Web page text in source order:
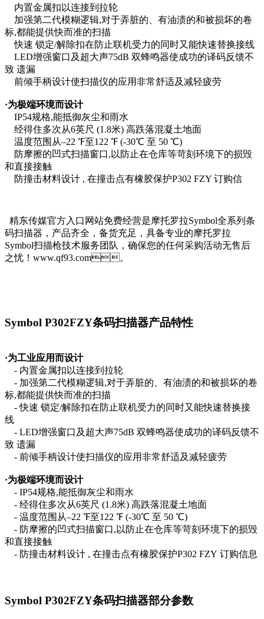
内置金属扣以连接到拉轮
加强第二代模糊逻辑,对于弄脏的、有油渍的和被损坏的卷
标,都能提供快而准的扫描
快速 锁定/解除扣在防止联机受力的同时又能快速替换接线
LED增强窗口及超大声75dB 双蜂鸣器使成功的译码反馈不
致 遗漏
前倾手柄设计使扫描仪的应用非常舒适及减轻疲劳
·为极端环境而设计
IP54规格,能抵御灰尘和雨水
经得住多次从6英尺 (1.8米) 高跌落混凝土地面
温度范围从–22 ℉至122 ℉ (-30℃ 至 50 ℃)
防摩擦的凹式扫描窗口,以防止在仓库等苛刻环境下的损毁
和直接接触
防撞击材料设计 , 在撞击点有橡胶保护P302 FZY 订购信
精东传媒官方入口网站免费经营是摩托罗拉Symbol全系列条
码扫描器，产品齐全，备货充足，具备专业的摩托罗拉
Symbol扫描枪技术服务团队，确保您的任何采购活动无售后
之忧！www.qf93.com。
Symbol P302FZY条码扫描器产品特性
·为工业应用而设计
- 内置金属扣以连接到拉轮
- 加强第二代模糊逻辑,对于弄脏的、有油渍的和被损坏的卷
标,都能提供快而准的扫描
-快速 锁定/解除扣在防止联机受力的同时又能快速替换接
线
- LED增强窗口及超大声75dB 双蜂鸣器使成功的译码反馈不
致 遗漏
- 前倾手柄设计使扫描仪的应用非常舒适及减轻疲劳
·为极端环境而设计
- IP54规格,能抵御灰尘和雨水
- 经得住多次从6英尺 (1.8米) 高跌落混凝土地面
- 温度范围从–22 ℉至122 ℉ (-30℃ 至 50 ℃)
- 防摩擦的凹式扫描窗口, 以防止在仓库等苛刻环境下的损毁
和直接接触
- 防撞击材料设计 , 在撞击点有橡胶保护P302 FZY 订购信息
Symbol P302FZY条码扫描器部分参数